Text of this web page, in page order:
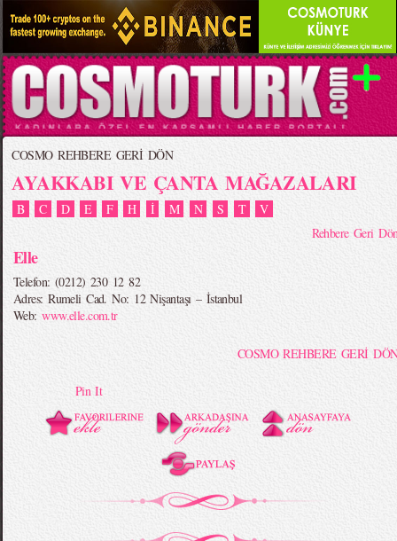
COSMO REHBERE GERİ DÖN
AYAKKABI VE ÇANTA MAĞAZALARI
B C D E F H İ M N S T
V
Rehbere Geri
Elle
Telefon: (0212) 230 12 82
Adres: Rumeli Cad. No: 12 Nişantaşı – İstanbul
Web:www.elle.com.tr
COSMO REHBERE GERİ
Pin It